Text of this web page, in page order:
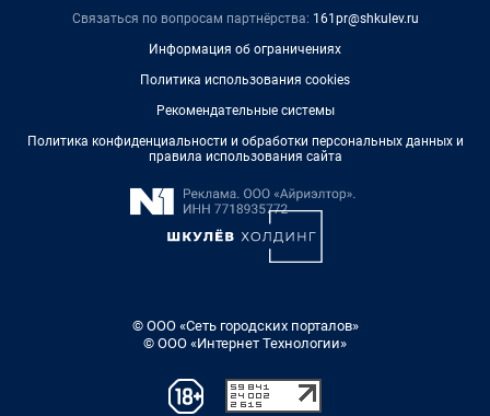
Связаться по вопросам партнёрства: 161pr@shkulev.ru
Информация об ограничениях
Политика использования cookies
Рекомендательные системы
Политика конфиденциальности и обработки персональных данных и
правила использования сайта
© ООО «Сеть городских порталов»
© ООО «Интернет Технологии»